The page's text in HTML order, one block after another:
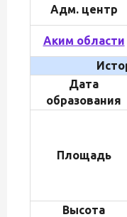
Адм. центр
Аким области
Дата
образования
Площадь
Высота